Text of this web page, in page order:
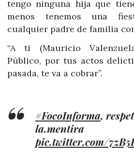
tengo ninguna hija que
menos tenemos una
cualquier padre de familia
“A ti (Mauricio
Público, por tus actos
pasada, te va a cobrar”.
#FocoInforma,
la.mentira
pic.twitter.com/